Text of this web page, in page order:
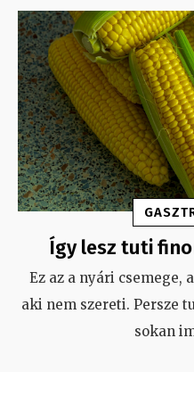
Így lesz tuti
Ez az a nyári csemege,
aki nem szereti. Persze
sokan